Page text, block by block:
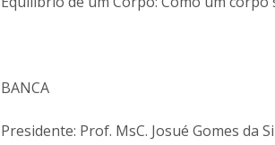
BANCA
Presidente: Prof. MsC. Josué Gomes da